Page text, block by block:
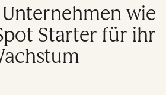
wie
Starter für ihr